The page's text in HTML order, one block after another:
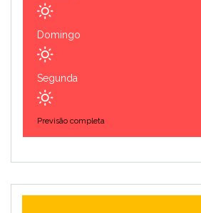
Domingo
Segunda
Previsão completa